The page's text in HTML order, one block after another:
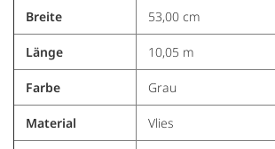
Breite 53,00 cm
Länge 10,05 m
Farbe Grau
Material Vlies